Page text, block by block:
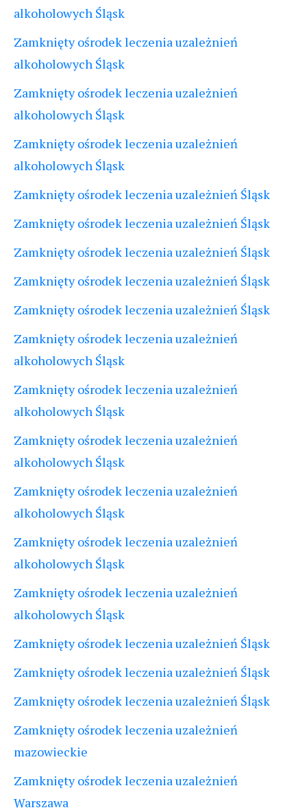
alkoholowych Śląsk
Zamknięty ośrodek leczenia uzależnień
alkoholowych Śląsk
Zamknięty ośrodek leczenia uzależnień
alkoholowych Śląsk
Zamknięty ośrodek leczenia uzależnień
alkoholowych Śląsk
Zamknięty ośrodek leczenia uzależnień Śląsk
Zamknięty ośrodek leczenia uzależnień Śląsk
Zamknięty ośrodek leczenia uzależnień Śląsk
Zamknięty ośrodek leczenia uzależnień Śląsk
Zamknięty ośrodek leczenia uzależnień Śląsk
Zamknięty ośrodek leczenia uzależnień
alkoholowych Śląsk
Zamknięty ośrodek leczenia uzależnień
alkoholowych Śląsk
Zamknięty ośrodek leczenia uzależnień
alkoholowych Śląsk
Zamknięty ośrodek leczenia uzależnień
alkoholowych Śląsk
Zamknięty ośrodek leczenia uzależnień
alkoholowych Śląsk
Zamknięty ośrodek leczenia uzależnień
alkoholowych Śląsk
Zamknięty ośrodek leczenia uzależnień Śląsk
Zamknięty ośrodek leczenia uzależnień Śląsk
Zamknięty ośrodek leczenia uzależnień Śląsk
Zamknięty ośrodek leczenia uzależnień
mazowieckie
Zamknięty ośrodek leczenia uzależnień
Warszawa